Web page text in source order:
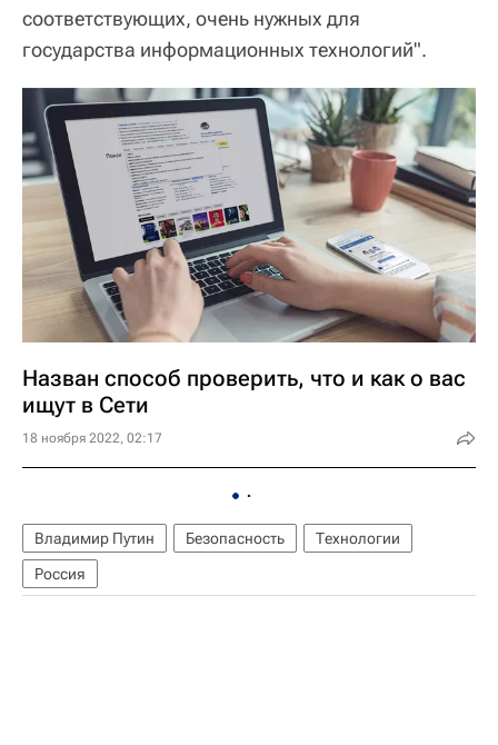
соответствующих, очень нужных для
государства информационных технологий".
Назван способ проверить, что и как о вас
ищут в Сети
18 ноября 2022, 02:17
Владимир Путин Безопасность
Технологии
Россия